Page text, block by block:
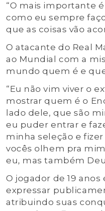
“O mais importante
como eu sempre
que as coisas vão
O atacante do Real
ao Mundial com a
mundo quem é e
“Eu não vim viver o
mostrar quem é o
lado dele, que são
eu puder entrar e
minha seleção e
vocês olhem pra
eu, mas também
O jogador de 19
expressar
atribuindo suas